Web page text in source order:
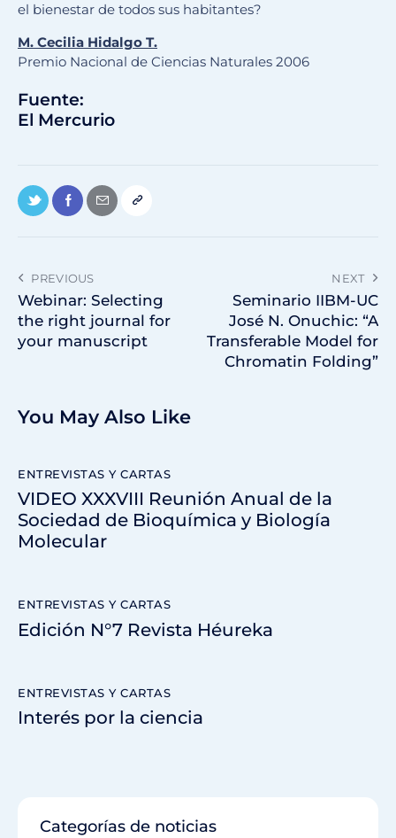
el bienestar de todos sus habitantes?
M. Cecilia Hidalgo T.
Premio Nacional de Ciencias Naturales 2006
Fuente:
El Mercurio
PREVIOUS
Webinar: Selecting
the right journal for
your manuscript
NEXT
Seminario IIBM-UC
José N. Onuchic: “A
Transferable Model for
Chromatin Folding”
You May Also Like
ENTREVISTAS Y CARTAS
VIDEO XXXVIII Reunión Anual de la
Sociedad de Bioquímica y Biología
Molecular
ENTREVISTAS Y CARTAS
Edición N°7 Revista Héureka
ENTREVISTAS Y CARTAS
Interés por la ciencia
Categorías de noticias